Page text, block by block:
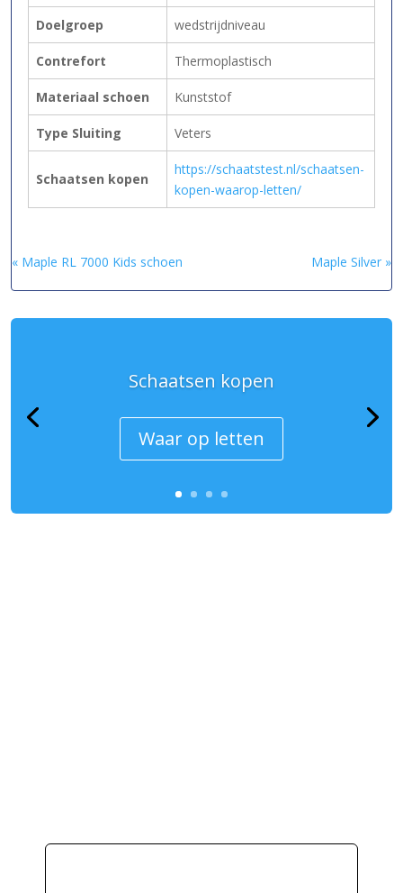
Doelgroep wedstrijdniveau
Contrefort Thermoplastisch
Materiaal schoen Kunststof
Type Sluiting Veters
Schaatsen kopen
https://schaatstest.nl/schaatsen-
kopen-waarop-letten/
« Maple RL 7000 Kids schoen Maple Silver »
Schaatsen kopen
Waar op letten